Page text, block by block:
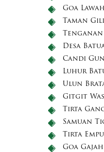
Goa
Taman
Desa
Candi
Luhur
Ulun
Gitgit
Tirta
Samuan
Tirta
Goa